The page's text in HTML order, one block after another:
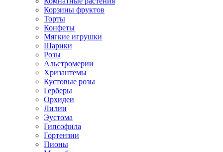
Корзины фруктов
Торты
Конфеты
Мягкие игрушки
Шарики
Розы
Альстромерии
Хризантемы
Кустовые розы
Герберы
Орхидеи
Лилии
Эустома
Гипсофила
Гортензии
Пионы